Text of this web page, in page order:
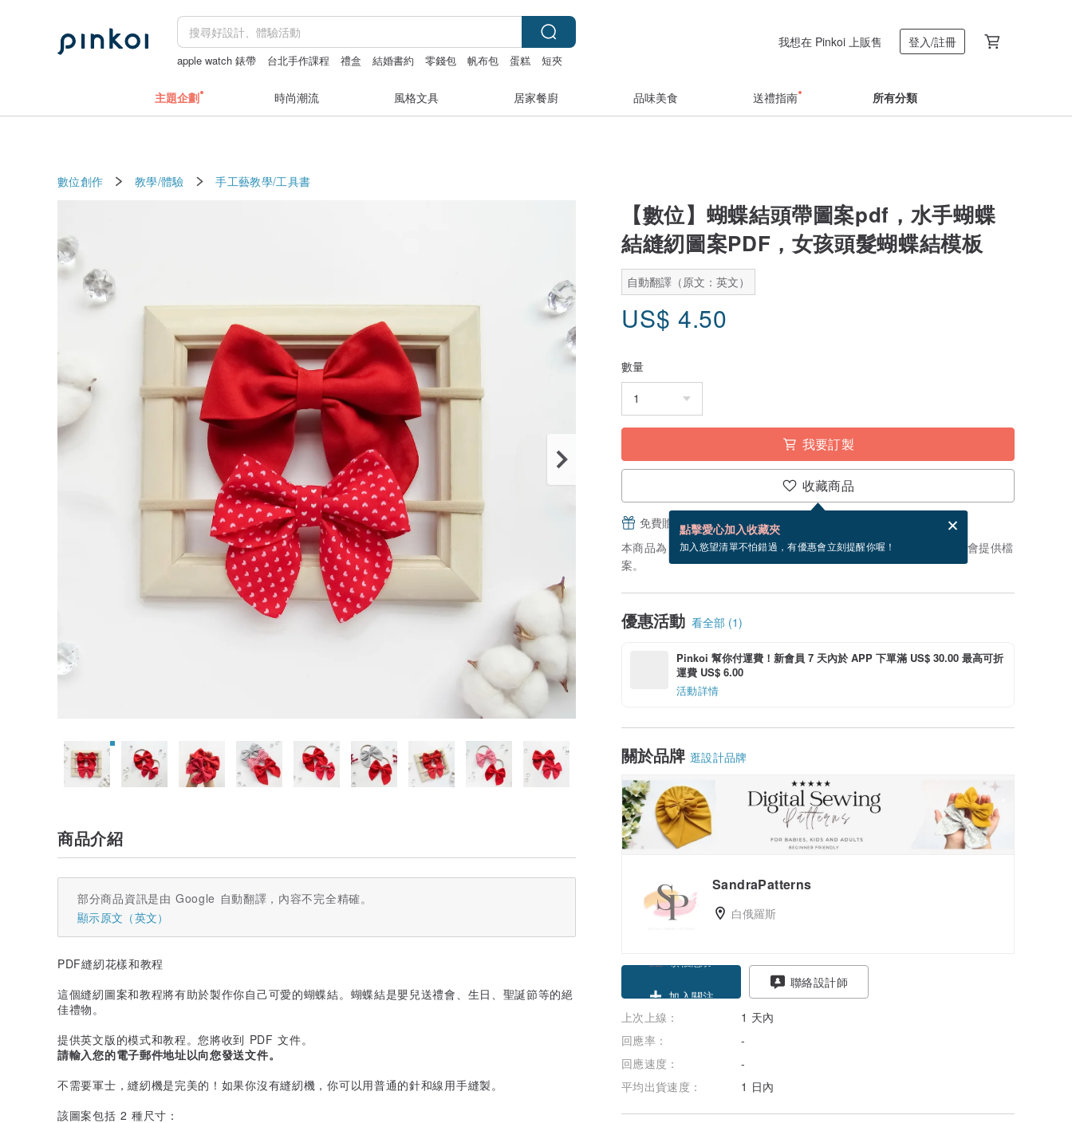
apple watch 錶帶 台北手作課程 禮盒 結婚書約 零錢包 帆布包 蛋糕 短夾
我想在 Pinkoi 上販售 登入/註冊
主題企劃 時尚潮流 風格文具 居家餐廚 品味美食 送禮指南 所有分類
數位創作 教學/體驗 手工藝教學/工具書
【數位】蝴蝶結頭帶圖案pdf，水手蝴蝶
結縫紉圖案PDF，女孩頭髮蝴蝶結模板
自動翻譯（原文：英文）
US$ 4.50
數量
我要訂製
收藏商品
點擊愛心加入收藏夾
加入慾望清單不怕錯過，有優惠會立刻提醒你喔！
免費贈送電子賀卡，結帳完成後填寫
本商品為「接單訂製」。付款後需製作 1 個工作天（不包含假日）才會提供檔
案。
優惠活動 看全部 (1)
Pinkoi 幫你付運費！新會員 7 天內於 APP 下單滿 US$ 30.00 最高可折
運費 US$ 6.00
活動詳情
關於品牌 逛設計品牌
SandraPatterns
白俄羅斯
加入關注
聯絡設計師
上次上線：
1 天內
回應率：
-
回應速度：
-
平均出貨速度：
1 日內
商品介紹
部分商品資訊是由 Google 自動翻譯，內容不完全精確。
顯示原文（英文）
PDF縫紉花樣和教程
這個縫紉圖案和教程將有助於製作你自己可愛的蝴蝶結。蝴蝶結是嬰兒送禮會、生日、聖誕節等的絕
佳禮物。
提供英文版的模式和教程。您將收到 PDF 文件。
請輸入您的電子郵件地址以向您發送文件。
不需要軍士，縫紉機是完美的！如果你沒有縫紉機，你可以用普通的針和線用手縫製。
該圖案包括 2 種尺寸：